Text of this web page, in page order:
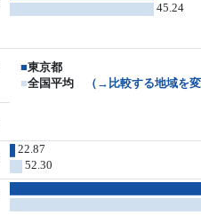
45.24
■東京都
■全国平均 （→比較する地域を
22.87
52.30